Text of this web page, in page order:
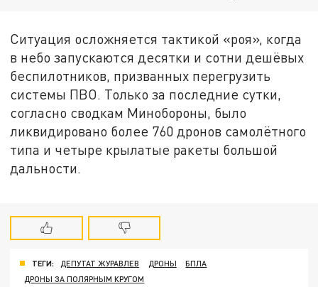
Ситуация осложняется тактикой «роя», когда
в небо запускаются десятки и сотни дешёвых
беспилотников, призванных перегрузить
системы ПВО. Только за последние сутки,
согласно сводкам Минобороны, было
ликвидировано более 760 дронов самолётного
типа и четыре крылатые ракеты большой
дальности.
ТЕГИ: ДЕПУТАТ ЖУРАВЛЕВ ДРОНЫ
БПЛА
ДРОНЫ ЗА ПОЛЯРНЫМ КРУГОМ